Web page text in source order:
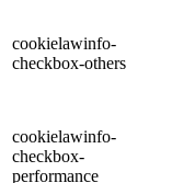
cookielawinfo-
checkbox-others
cookielawinfo-
checkbox-
performance